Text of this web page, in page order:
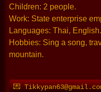
Children: 2 people.
Work: State enterprise
Languages: Thai, English.
Hobbies: Sing a song,
mountain.
💌